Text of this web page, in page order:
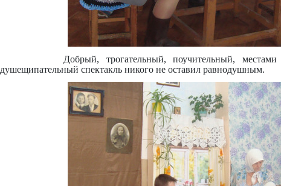
Добрый, трогательный, поучительный,
душещипательный спектакль никого не оставил равнодушным.